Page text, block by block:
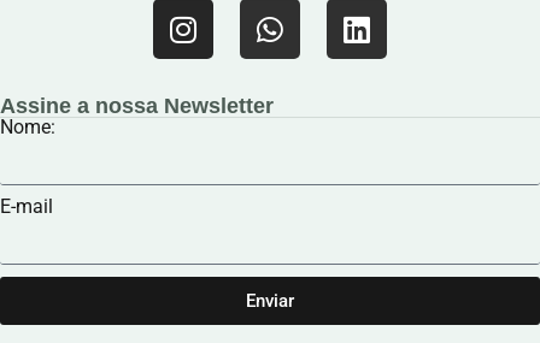
Assine a nossa Newsletter
Nome:
E-mail
Enviar